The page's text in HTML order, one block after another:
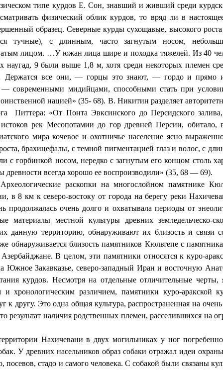
типе курдов Е. Сон, знавший и живший среди
физический облик курдов, то вряд ли в
образец. Северные курды сухощавые, высокого
тучные), с длинным, часто загнутым носом,
лицом. …У южан лица шире и походка тяжелей. Из 40
наугад, 9 были выше 1,8 м, хотя среди некоторых племен
все они, — горцы это знают, — гордо и прямо и
— современными мидийцами, способными стать при
нацией» (35- 68). В. Никитин разделяет
Питтера: «От Понта Эвксинского до Персидского
рек Месопотамии до гор древней Персии, обитало,
мира кочевое и охотничье население ясно
брахицефалы, с темной пигментацией глаз и волос, с
с горбинкой носом, нередко с загнутым его концом столь
древности всегда хорошо ее воспроизводили» (35, 68 — 69).
раскопки на многослойном памятнике
в 8 км к северо-востоку от города на берегу реки
продолжалась очень долго и охватывала периоды от
материалы местной культуры древних земледельческо-
данную территорию, обнаруживают их близость и связи
обнаруживается близость памятников Кюльтепе с
В целом, эти памятники относятся к куро-
Южное Закавказье, северо-западный Иран и восточную
курдов. Несмотря на отдельные отличительные
и хронологическим различием, памятники куро-аракской
к другу. Это одна общая культура, распространенная на
результат наличия родственных племен, расселившихся на
Нахичевани в двух могильниках у ног
У древних насельников образ собаки отражал идеи
посевов, стадо и самого человека. С собакой были связаны